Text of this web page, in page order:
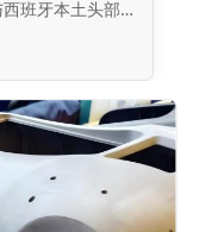
主动冷却专利技
需人工干预，大
付能力。 综合成
，设备的综合成本
采用双侧上供粉设
氮气发生器，无
运营成本。同
环使用，回收率
步帮助印时代
班牙本土头部矫